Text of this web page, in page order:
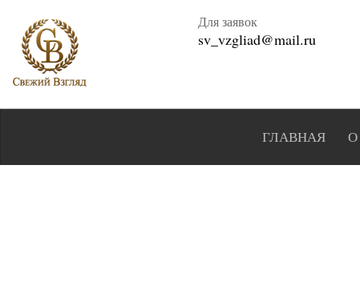
Для заявок
sv_vzgliad@mail.ru
ГЛАВНАЯ О